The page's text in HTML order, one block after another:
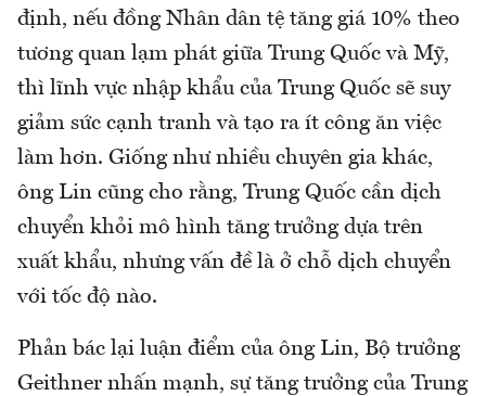
định, nếu đồng Nhân dân tệ tăng giá 10% theo
tương quan lạm phát giữa Trung Quốc và Mỹ,
thì lĩnh vực nhập khẩu của Trung Quốc sẽ suy
giảm sức cạnh tranh và tạo ra ít công ăn việc
làm hơn. Giống như nhiều chuyên gia khác,
ông Lin cũng cho rằng, Trung Quốc cần dịch
chuyển khỏi mô hình tăng trưởng dựa trên
xuất khẩu, nhưng vấn đề là ở chỗ dịch chuyển
với tốc độ nào.
Phản bác lại luận điểm của ông Lin, Bộ trưởng
Geithner nhấn mạnh, sự tăng trưởng của Trung